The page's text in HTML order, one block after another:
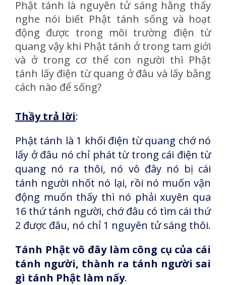
Phật tánh là nguyên tử sáng hằng thấy
nghe nói biết Phật tánh sống và hoạt
động được trong môi trường điện từ
quang vậy khi Phật tánh ở trong tam giới
và ở trong cơ thể con người thì Phật
tánh lấy điện từ quang ở đâu và lấy bằng
cách nào để sống?
Thầy trả lời:
Phật tánh là 1 khối điện từ quang chớ nó
lấy ở đâu nó chỉ phát từ trong cái điện từ
quang nó ra thôi, nó vô đây nó bị cái
tánh người nhốt nó lại, rồi nó muốn vận
động muốn thấy thì nó phải xuyên qua
16 thứ tánh người, chớ đâu có tìm cái thứ
2 được đâu, nó chỉ 1 nguyên tử sáng thôi.
Tánh Phật vô đây làm công cụ của cái
tánh người, thành ra tánh người sai
gì tánh Phật làm nấy.